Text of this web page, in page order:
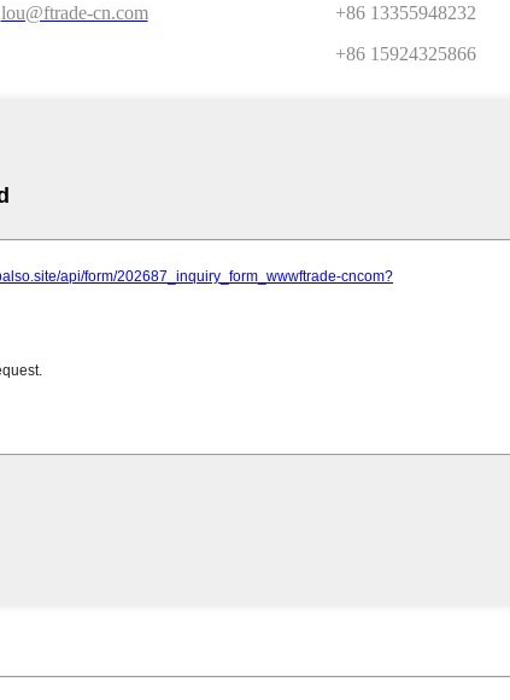
lou@ftrade-cn.com
+86 13355948232
+86 15924325866